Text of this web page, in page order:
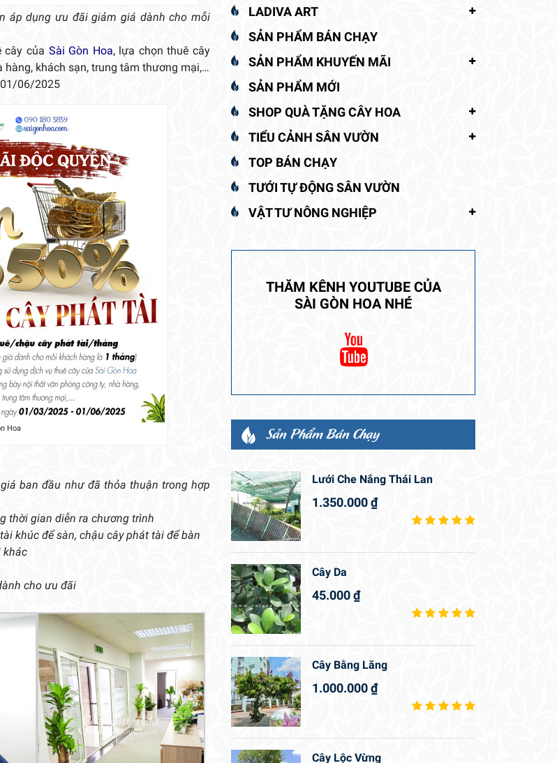
áp dụng ưu đãi giảm giá dành cho mỗi
cây của Sài Gòn Hoa, lựa chọn thuê cây
khách sạn, trung tâm thương mại,…
06/2025
Hoa
ban đầu như đã thỏa thuận trong hợp
thời gian diễn ra chương trình
khúc để sàn, chậu cây phát tài để bàn
khác
cho ưu đãi
LADIVA ART
SẢN PHẨM BÁN CHẠY
SẢN PHẨM KHUYẾN MÃI
SẢN PHẨM MỚI
SHOP QUÀ TẶNG CÂY HOA
TIỂU CẢNH SÂN VƯỜN
TOP BÁN CHẠY
TƯỚI TỰ ĐỘNG SÂN VƯỜN
VẬT TƯ NÔNG NGHIỆP
THĂM KÊNH YOUTUBE CỦA
SÀI GÒN HOA NHÉ
Sản Phẩm Bán Chạy
Lưới Che Nắng Thái Lan
1.350.000₫
Cây Da
45.000₫
Cây Bằng Lăng
1.000.000₫
Cây Lộc Vừng